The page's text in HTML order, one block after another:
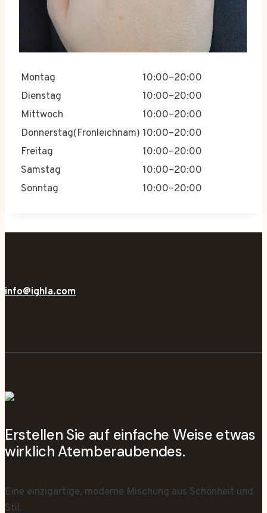
Montag
10:00–20:00
Dienstag
10:00–20:00
Mittwoch
10:00–20:00
Donnerstag(Fronleichnam) 10:00–20:00
Freitag
10:00–20:00
Samstag
10:00–20:00
Sonntag
10:00–20:00
info@ighla.com
Erstellen Sie auf einfache Weise etwas
wirklich Atemberaubendes.
Eine einzigartige, moderne Mischung aus Schönheit und
Stil.